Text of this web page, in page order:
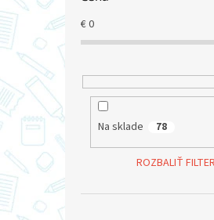
€0
Na sklade 78
ROZBALIŤ FILTER